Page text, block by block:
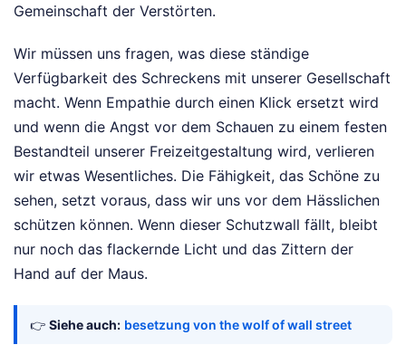
Gemeinschaft der Verstörten.
Wir müssen uns fragen, was diese ständige
Verfügbarkeit des Schreckens mit unserer Gesellschaft
macht. Wenn Empathie durch einen Klick ersetzt wird
und wenn die Angst vor dem Schauen zu einem festen
Bestandteil unserer Freizeitgestaltung wird, verlieren
wir etwas Wesentliches. Die Fähigkeit, das Schöne zu
sehen, setzt voraus, dass wir uns vor dem Hässlichen
schützen können. Wenn dieser Schutzwall fällt, bleibt
nur noch das flackernde Licht und das Zittern der
Hand auf der Maus.
👉 Siehe auch: besetzung von the wolf of wall street